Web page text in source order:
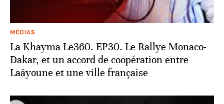
MÉDIAS
La Khayma Le360. EP30. Le Rallye Monaco-
Dakar, et un accord de coopération entre
Laâyoune et une ville française